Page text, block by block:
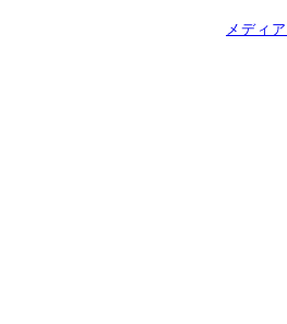
メディ